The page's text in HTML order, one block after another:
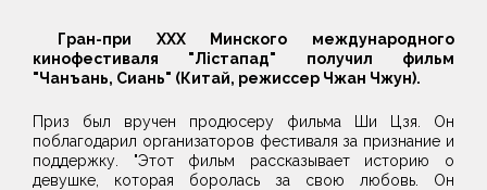
Гран-при XXX Минского международного
кинофестиваля "Лiстапад" получил фильм
"Чанъань, Сиань" (Китай, режиссер Чжан Чжун).
Приз был вручен продюсеру фильма Ши Цзя. Он
поблагодарил организаторов фестиваля за признание и
поддержку. "Этот фильм рассказывает историю о
девушке, которая боролась за свою любовь. Он